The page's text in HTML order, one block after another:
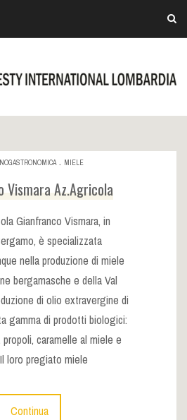
. MIELE
Vismara Az.Agricola
Gianfranco Vismara, in
è specializzata
nella produzione di miele
bergamasche e della Val
di olio extravergine di
gamma di prodotti biologici:
caramelle al miele e
loro pregiato miele
Continua